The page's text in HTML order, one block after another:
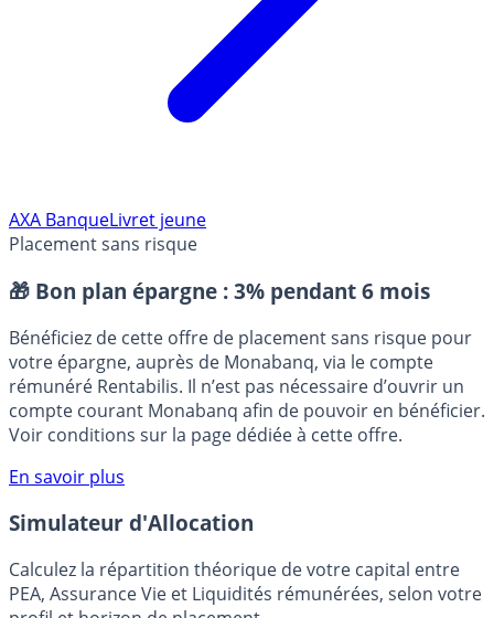
AXA BanqueLivret jeune
Placement sans risque
🎁 Bon plan épargne : 3% pendant 6 mois
Bénéficiez de cette offre de placement sans risque pour
votre épargne, auprès de Monabanq, via le compte
rémunéré Rentabilis. Il n’est pas nécessaire d’ouvrir un
compte courant Monabanq afin de pouvoir en bénéficier.
Voir conditions sur la page dédiée à cette offre.
En savoir plus
Simulateur d'Allocation
Calculez la répartition théorique de votre capital entre